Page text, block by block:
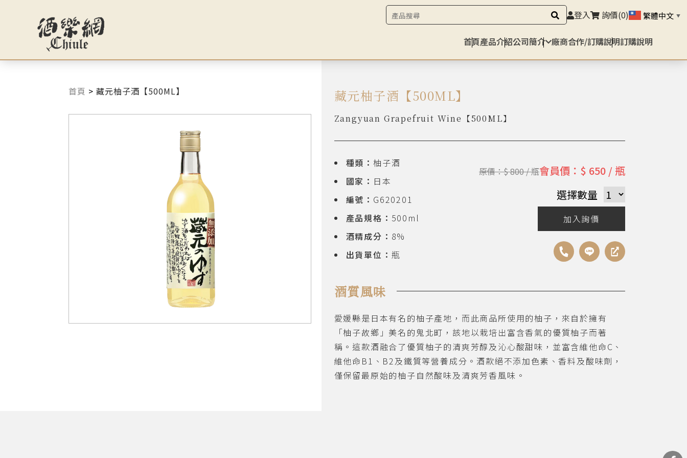
登入 詢價(0) 繁體中文 ▼
首頁產品介紹公司簡介 廠商合作/訂購說明訂購說明
首頁 >藏元柚子酒【500ML】 藏元柚子酒【500ML】
Zangyuan Grapefruit Wine【500ML】
種類： 柚子酒
國家： 日本
編號： G620201
產品規格： 500ml
酒精成分： 8%
出貨單位： 瓶
原價：$ 800 / 瓶會員價：$ 650 / 瓶
選擇數量
加入詢價
酒質風味
愛媛縣是日本有名的柚子產地，而此商品所使用的柚子，來自於擁有
「柚子故鄉」美名的鬼北町，該地以栽培出富含香氣的優質柚子而著
稱。這款酒融合了優質柚子的清爽芳醇及沁心酸甜味，並富含維他命C、
維他命B1、B2及鐵質等營養成分。酒款絕不添加色素、香料及酸味劑，
僅保留最原始的柚子自然酸味及清爽芳香風味。